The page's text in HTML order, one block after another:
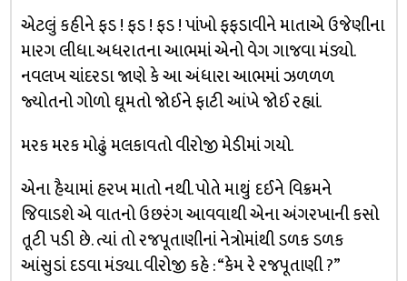
એટલું કહીને ફડ ! ફડ ! ફડ ! પાંખો ફફડાવીને માતાએ ઉજેણીના
મારગ લીધા. અધરાતના આભમાં એનો વેગ ગાજવા મંડ્યો.
નવલખ ચાંદરડા જાણે કે આ અંધારા આભમાં ઝળળળ
જ્યોતનો ગોળો ઘૂમતો જોઈને ફાટી આંખે જોઈ રહ્યાં.
મરક મરક મોઢું મલકાવતો વીરોજી મેડીમાં ગયો.
એના હૈયામાં હરખ માતો નથી. પોતે માથું દઈને વિક્રમને
જિવાડશે એ વાતનો ઉછરંગ આવવાથી એના અંગરખાની કસો
તૂટી પડી છે. ત્યાં તો રજપૂતાણીનાં નેત્રોમાંથી ડળક ડળક
આંસુડાં દડવા મંડ્યા. વીરોજી કહે : “કેમ રે રજપૂતાણી ?”